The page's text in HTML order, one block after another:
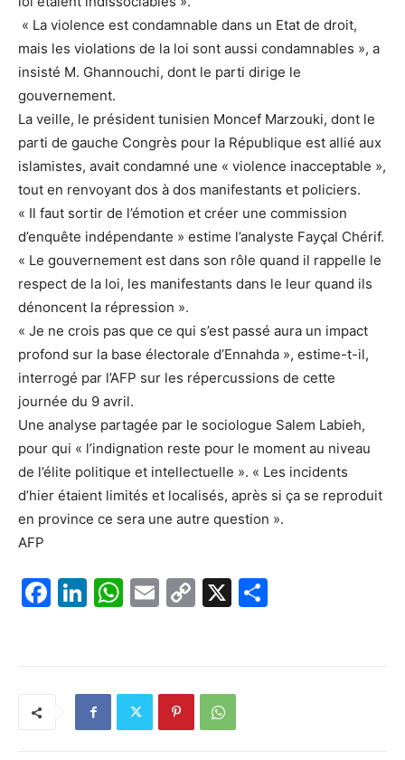
« La violence est condamnable dans un Etat de droit,
mais les violations de la loi sont aussi condamnables », a
insisté M. Ghannouchi, dont le parti dirige le
gouvernement.
La veille, le président tunisien Moncef Marzouki, dont le
parti de gauche Congrès pour la République est allié aux
islamistes, avait condamné une « violence inacceptable »,
tout en renvoyant dos à dos manifestants et policiers.
« Il faut sortir de l’émotion et créer une commission
d’enquête indépendante » estime l’analyste Fayçal Chérif.
« Le gouvernement est dans son rôle quand il rappelle le
respect de la loi, les manifestants dans le leur quand ils
dénoncent la répression ».
« Je ne crois pas que ce qui s’est passé aura un impact
profond sur la base électorale d’Ennahda », estime-t-il,
interrogé par l’AFP sur les répercussions de cette
journée du 9 avril.
Une analyse partagée par le sociologue Salem Labieh,
pour qui « l’indignation reste pour le moment au niveau
de l’élite politique et intellectuelle ». « Les incidents
d’hier étaient limités et localisés, après si ça se reproduit
en province ce sera une autre question ».
AFP
F
Li
dI
n
W
A
p
E
C
Li
n
X